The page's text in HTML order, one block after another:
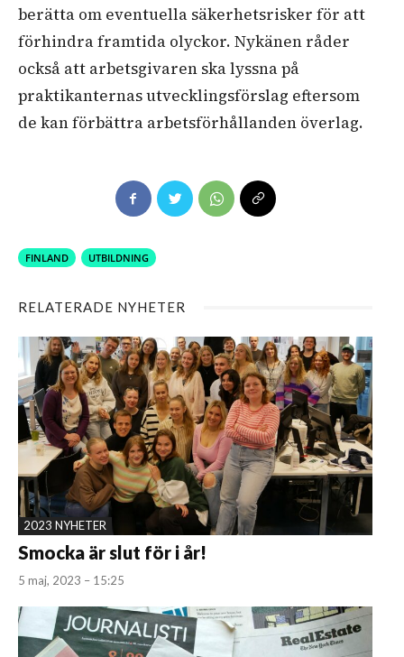
berätta om eventuella säkerhetsrisker för att
förhindra framtida olyckor. Nykänen råder
också att arbetsgivaren ska lyssna på
praktikanternas utvecklingsförslag eftersom
de kan förbättra arbetsförhållanden överlag.
FINLAND UTBILDNING
RELATERADE NYHETER
2023 NYHETER
Smocka är slut för i år!
5 maj, 2023 – 15:25